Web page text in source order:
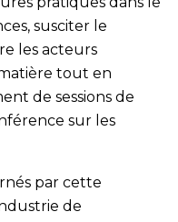
susciter le
les acteurs
tout en
de sessions de
sur les
par cette
de